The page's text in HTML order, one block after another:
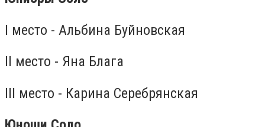
I место - Альбина Буйновская
II место - Яна Блага
III место - Карина Серебрянская